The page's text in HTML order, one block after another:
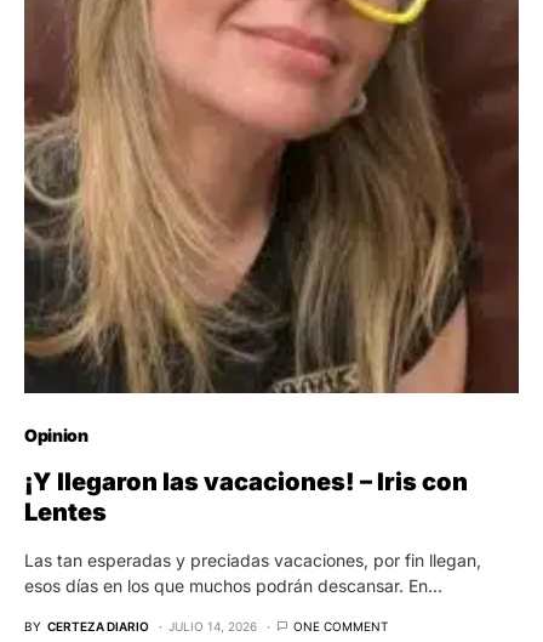
Opinion
¡Y llegaron las vacaciones! – Iris con
Lentes
Las tan esperadas y preciadas vacaciones, por fin llegan,
esos días en los que muchos podrán descansar. En…
BY CERTEZA DIARIO JULIO 14, 2026 ONE COMMENT